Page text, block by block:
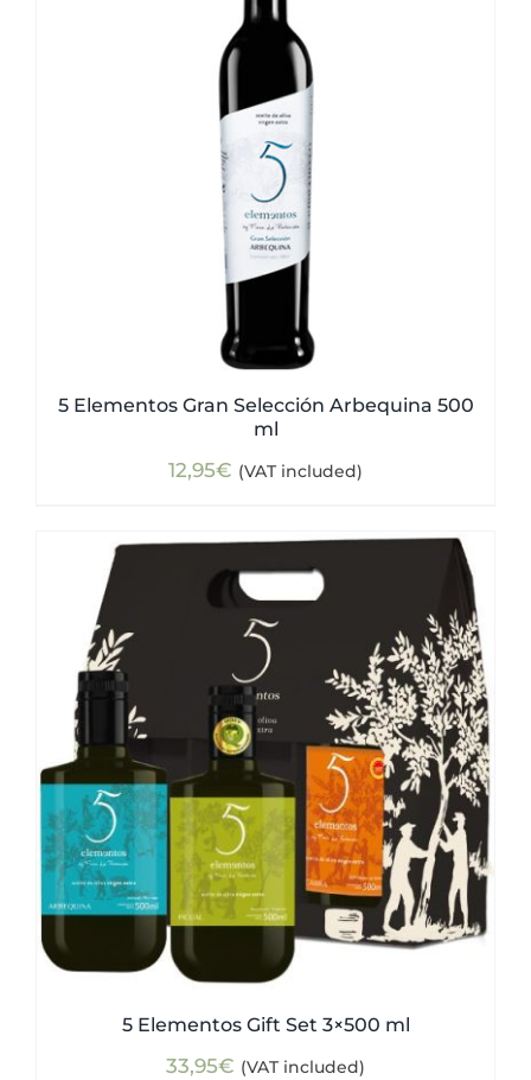
5 Elementos Gran Selección Arbequina 500
ml
12,95€ (VAT included)
5 Elementos Gift Set 3×500 ml
33,95€ (VAT included)